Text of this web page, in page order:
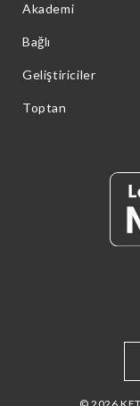
Akademi
Bağlı
Geliştiriciler
Toptan